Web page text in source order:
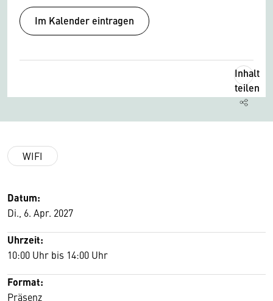
Im Kalender eintragen
Inhalt
teilen
WIFI
Datum:
Di., 6. Apr. 2027
Uhrzeit:
10:00 Uhr bis 14:00 Uhr
Format:
Präsenz